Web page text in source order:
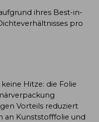
ihres Best-in-
pro
Hitze: die Folie
Vorteils reduziert
an Kunststofffolie und